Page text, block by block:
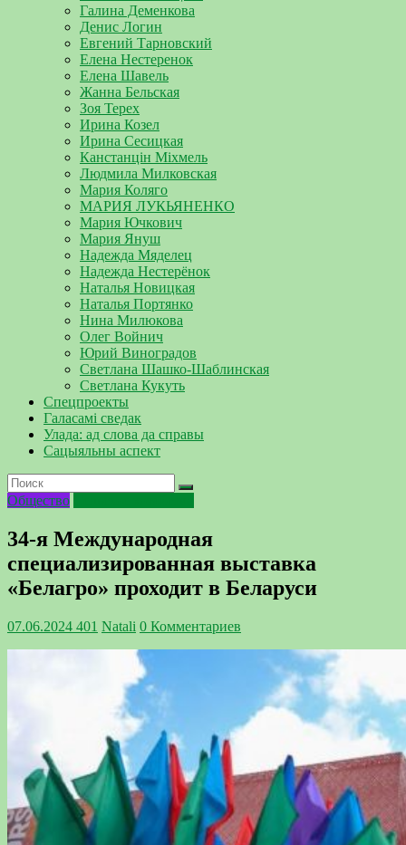
Галина Деменкова
Денис Логин
Евгений Тарновский
Елена Нестеренок
Елена Шавель
Жанна Бельская
Зоя Терех
Ирина Козел
Ирина Сесицкая
Канстанцін Міхмель
Людмила Милковская
Мария Коляго
МАРИЯ ЛУКЬЯНЕНКО
Мария Ючкович
Мария Януш
Надежда Мяделец
Надежда Нестерёнок
Наталья Новицкая
Наталья Портянко
Нина Милюкова
Олег Войнич
Юрий Виноградов
Светлана Шашко-Шаблинская
Светлана Кукуть
Спецпроекты
Галасамі сведак
Улада: ад слова да справы
Сацыяльны аспект
Общество
34-я Международная
специализированная выставка
«Белагро» проходит в Беларуси
07.06.2024 401 Natali 0 Комментариев